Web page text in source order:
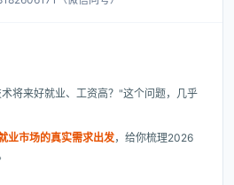
将来好就业、工资高？"这个问题，几乎
业市场的真实需求出发，给你梳理2026